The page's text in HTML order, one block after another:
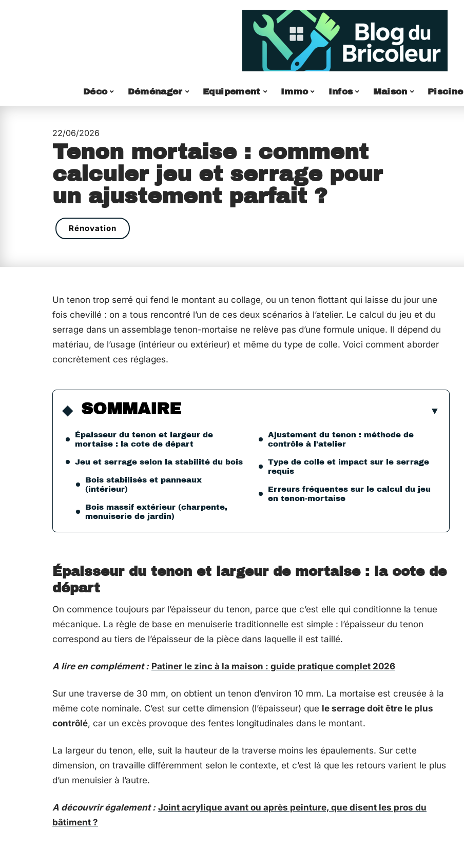
Déco Déménager Equipement Immo Infos Maison Piscine
22/06/2026
Tenon mortaise : comment
calculer jeu et serrage pour
un ajustement parfait ?
Rénovation
Un tenon trop serré qui fend le montant au collage, ou un tenon flottant qui laisse du jour une
fois chevillé : on a tous rencontré l’un de ces deux scénarios à l’atelier. Le calcul du jeu et du
serrage dans un assemblage tenon-mortaise ne relève pas d’une formule unique. Il dépend du
matériau, de l’usage (intérieur ou extérieur) et même du type de colle. Voici comment aborder
concrètement ces réglages.
SOMMAIRE
Épaisseur du tenon et largeur de
mortaise : la cote de départ
Jeu et serrage selon la stabilité du bois
Bois stabilisés et panneaux
(intérieur)
Bois massif extérieur (charpente,
menuiserie de jardin)
Ajustement du tenon : méthode de
contrôle à l’atelier
Type de colle et impact sur le serrage
requis
Erreurs fréquentes sur le calcul du jeu
en tenon-mortaise
Épaisseur du tenon et largeur de mortaise : la cote de
départ
On commence toujours par l’épaisseur du tenon, parce que c’est elle qui conditionne la tenue
mécanique. La règle de base en menuiserie traditionnelle est simple : l’épaisseur du tenon
correspond au tiers de l’épaisseur de la pièce dans laquelle il est taillé.
A lire en complément : Patiner le zinc à la maison : guide pratique complet 2026
Sur une traverse de 30 mm, on obtient un tenon d’environ 10 mm. La mortaise est creusée à la
même cote nominale. C’est sur cette dimension (l’épaisseur) que le serrage doit être le plus
contrôlé, car un excès provoque des fentes longitudinales dans le montant.
La largeur du tenon, elle, suit la hauteur de la traverse moins les épaulements. Sur cette
dimension, on travaille différemment selon le contexte, et c’est là que les retours varient le plus
d’un menuisier à l’autre.
A découvrir également : Joint acrylique avant ou après peinture, que disent les pros du
bâtiment ?